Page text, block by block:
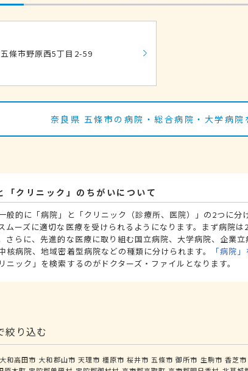
條市野原西5丁目2-59
奈良県 五條市の病院・総合病院・大学病院
「クリニック」のちがいについて
般的に「病院」と「クリニック（診療所、医院）」の2つに分
ムーズに適切な医療を受けられるようになります。まず病院
さらに、先進的な医療に取り組む国立病院、大学病院、企業
核病院、地域密着型病院などの種類に分けられます。
「病院
ニック」を検索するのがドクターズ・ファイルとなります。
絞り込む
大和高田市 大和郡山市 天理市 橿原市 桜井市 五條市 御所市 生駒市 香芝市